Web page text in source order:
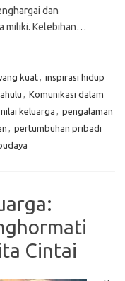
dan
miliki. Kelebihan…
kuat, inspirasi hidup
, Komunikasi dalam
keluarga , pengalaman
, pertumbuhan pribadi
Cintai